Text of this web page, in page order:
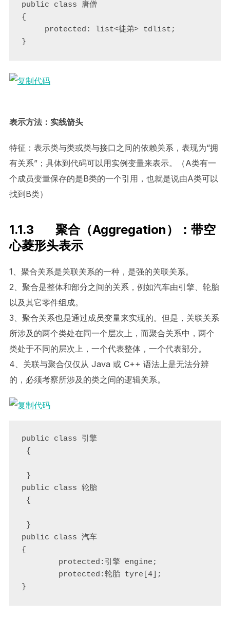
public class 唐僧
{
     protected: list<徒弟> tdlist;
}
表示方法：实线箭头
特征：表示类与类或类与接口之间的依赖关系，表现为“拥
有关系”；具体到代码可以用实例变量来表示。（A类有一
个成员变量保存的是B类的一个引用，也就是说由A类可以
找到B类）
1.1.3 聚合（Aggregation）：带空
心菱形头表示
1、聚合关系是关联关系的一种，是强的关联关系。
2、聚合是整体和部分之间的关系，例如汽车由引擎、轮胎
以及其它零件组成。
3、聚合关系也是通过成员变量来实现的。但是，关联关系
所涉及的两个类处在同一个层次上，而聚合关系中，两个
类处于不同的层次上，一个代表整体，一个代表部分。
4、关联与聚合仅仅从 Java 或 C++ 语法上是无法分辨
的，必须考察所涉及的类之间的逻辑关系。
public class 引擎
{
}
public class 轮胎
{
}
public class 汽车
{
        protected:引擎 engine;
        protected:轮胎 tyre[4];
}